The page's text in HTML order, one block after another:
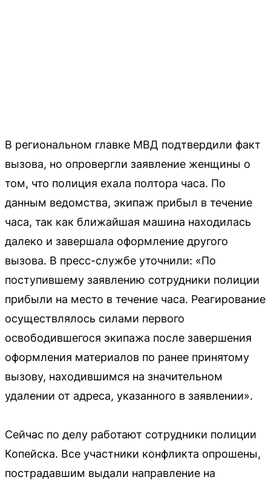
В региональном главке МВД подтвердили факт
вызова, но опровергли заявление женщины о
том, что полиция ехала полтора часа. По
данным ведомства, экипаж прибыл в течение
часа, так как ближайшая машина находилась
далеко и завершала оформление другого
вызова. В пресс-службе уточнили: «По
поступившему заявлению сотрудники полиции
прибыли на место в течение часа. Реагирование
осуществлялось силами первого
освободившегося экипажа после завершения
оформления материалов по ранее принятому
вызову, находившимся на значительном
удалении от адреса, указанного в заявлении».
Сейчас по делу работают сотрудники полиции
Копейска. Все участники конфликта опрошены,
пострадавшим выдали направление на